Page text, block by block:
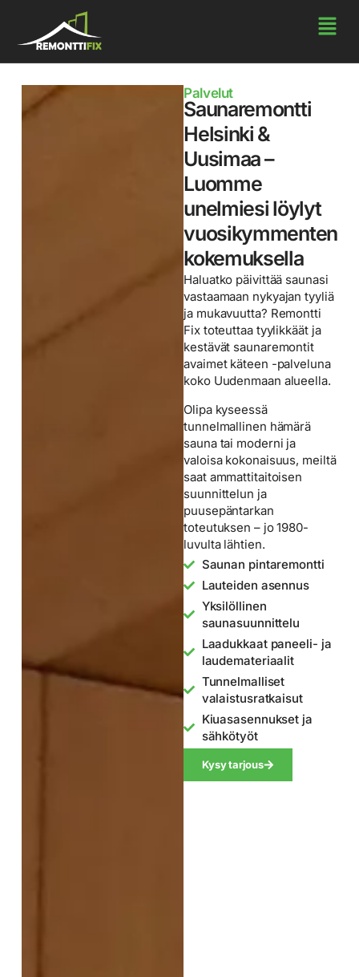
Palvelut
Saunaremontti
Helsinki &
Uusimaa –
Luomme
unelmiesi löylyt
vuosikymmenten
kokemuksella
Haluatko päivittää saunasi
vastaamaan nykyajan tyyliä
ja mukavuutta? Remontti
Fix toteuttaa tyylikkäät ja
kestävät saunaremontit
avaimet käteen -palveluna
koko Uudenmaan alueella.
Olipa kyseessä
tunnelmallinen hämärä
sauna tai moderni ja
valoisa kokonaisuus, meiltä
saat ammattitaitoisen
suunnittelun ja
puusepäntarkan
toteutuksen – jo 1980-
luvulta lähtien.
Saunan pintaremontti
Lauteiden asennus
Yksilöllinen
saunasuunnittelu
Laadukkaat paneeli- ja
laudemateriaalit
Tunnelmalliset
valaistusratkaisut
Kiuasasennukset ja
sähkötyöt
Kysy tarjous